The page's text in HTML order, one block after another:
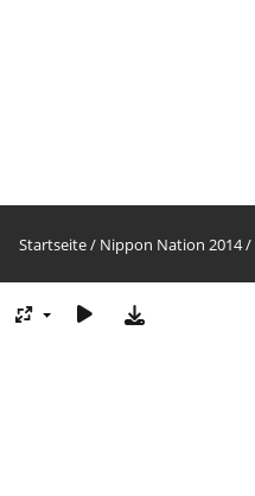
Startseite/ Nippon Nation 2014/